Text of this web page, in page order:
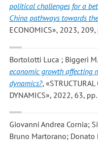
political challenges for a
China pathways towards
ECONOMICS», 2023,
Bortolotti Luca ; Biggeri M.
economic growth affecting
dynamics?,
DYNAMICS», 2022, 63,
Giovanni Andrea Cornia;
Bruno Martorano;